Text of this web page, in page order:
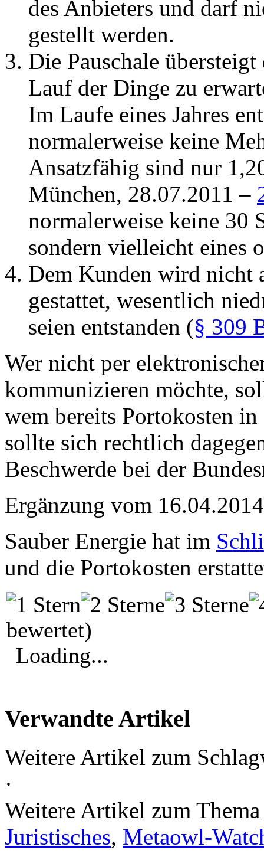
des Anbieters und darf
gestellt werden.
Die Pauschale
Lauf der Dinge zu
Im Laufe eines Jahres
normalerweise keine
Ansatzfähig sind nur
München, 28.07.2011 –
normalerweise keine 30
sondern vielleicht eines
Dem Kunden wird nicht
gestattet, wesentlich
seien entstanden (§ 309
Wer nicht per
kommunizieren möchte,
wem bereits Portokosten
sollte sich rechtlich
Beschwerde bei der
Ergänzung vom
Sauber Energie hat im
und die Portokosten
bewertet)
Loading...
Verwandte Artikel
Weitere Artikel zum
·
Weitere Artikel zum
Juristisches, Metaowl-